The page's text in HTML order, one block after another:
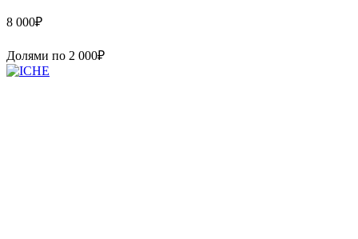
8 000₽
Долями по 2 000₽